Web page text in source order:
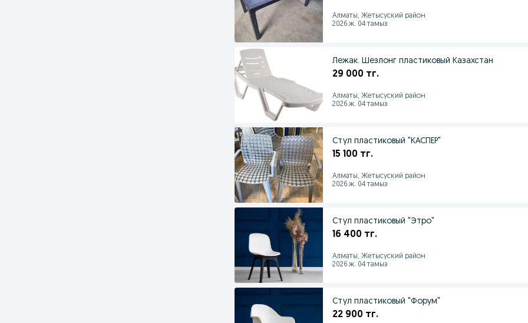
Алматы, Жетысуский район
2026 ж. 04 тамыз
Лежак. Шезлонг пластиковый Казахстан
29 000 тг.
Алматы, Жетысуский район
2026 ж. 04 тамыз
Стул пластиковый "КАСПЕР"
15 100 тг.
Алматы, Жетысуский район
2026 ж. 04 тамыз
Стул пластиковый "Этро"
16 400 тг.
Алматы, Жетысуский район
2026 ж. 04 тамыз
Стул пластиковый "Форум"
22 900 тг.